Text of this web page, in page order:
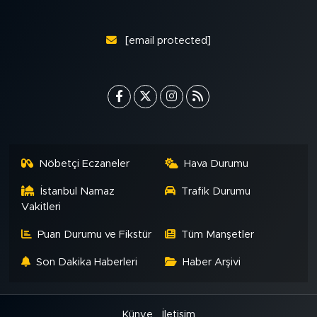
[email protected]
Nöbetçi Eczaneler Hava Durumu
İstanbul Namaz
Vakitleri
Trafik Durumu
Puan Durumu ve Fikstür Tüm Manşetler
Son Dakika Haberleri Haber Arşivi
Künye İletişim
FOTO GALERİ